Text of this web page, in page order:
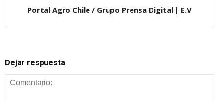
Portal Agro Chile / Grupo Prensa Digital | E.V
Dejar respuesta